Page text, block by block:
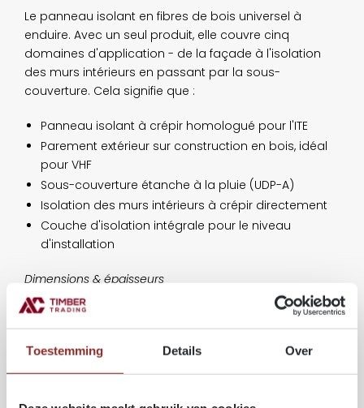
Toestemming Details Over
Le panneau isolant en fibres de bois universel à
enduire. Avec un seul produit, elle couvre cinq
domaines d'application - de la façade à l'isolation
des murs intérieurs en passant par la sous-
couverture. Cela signifie que :
Panneau isolant à crépir homologué pour l'ITE
Parement extérieur sur construction en bois, idéal
pour VHF
Sous-couverture étanche à la pluie (UDP-A)
Isolation des murs intérieurs à crépir directement
Couche d'isolation intégrale pour le niveau
d'installation
Dimensions & épaisseurs
Format 1900 × 600 mm :
Épais : 40 / 60 / 80 / 100 /
120 / 140 / 160 / 180 mm
Format 2550 × 600 mm :Épais : 60 / 80 / 100 mm
Format 3000 × 1250 mm :Épais : 60 mm